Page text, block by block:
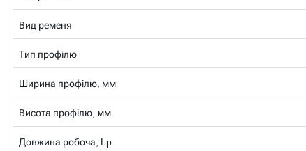
Вид ременя
Тип профілю
Ширина профілю, мм
Висота профілю, мм
Довжина робоча, Lp